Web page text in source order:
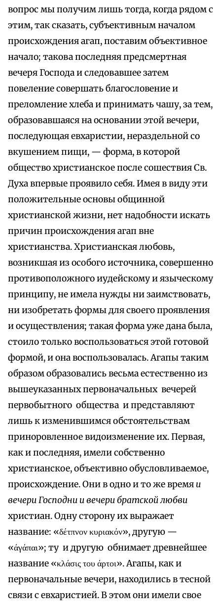
вопрос мы получим лишь тогда, когда рядом с
этим, так сказать, субъективным началом
происхождения агап, поставим объективное
начало; такова последняя предсмертная
вечеря Господа и следовавшее затем
повеление совершать благословение и
преломление хлеба и принимать чашу, за тем,
образовавшаяся на основании этой вечери,
последующая евхаристии, нераздельной со
вкушением пищи, — форма, в которой
общество христианское после сошествия Св.
Духа впервые проявило себя. Имея в виду эти
положительные основы общинной
христианской жизни, нет надобности искать
причин происхождения агап вне
христианства. Христианская любовь,
возникшая из особого источника, совершенно
противоположного иудейскому и языческому
принципу, не имела нужды ни заимствовать,
ни изобретать формы для своего проявления
и осуществления; такая форма уже дана была,
стоило только воспользоваться этой готовой
формой, и она воспользовалась. Агапы таким
образом образовались весьма естественно из
вышеуказанных первоначальных вечерей
первобытного общества и представляют
лишь к изменившимся обстоятельствам
приноровленное видоизменение их. Первая,
как и последняя, имели собственно
христианское, объективно обусловливаемое,
происхождение. Они в одно и то же время и
вечери Господни и вечери братской любви
христиан. Одну сторону их выражает
название: «δέτπνον κυριακόν», другую —
«άγάπαι»; ту и другую обнимает древнейшее
название «κλάσις του άρτοι». Агапы, как и
первоначальные вечери, находились в тесной
связи с евхаристией. В этом они имели свое